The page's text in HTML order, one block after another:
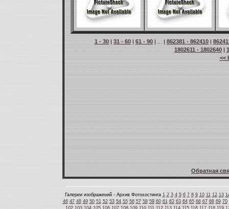
1 - 30 | 31 - 60 | 61 - 90 | ... | 862381 - 862410 |
1802611 - 1802640|
<<
Обратная
Галереи изображений - Архив Фотохостинга 1 2 3 4 5 6 7 8 9 10 11 12 13
46 47 48 49 50 51 52 53 54 55 56 57 58 59 60 61 62 63 64 65 66 67 68 69 70
102 103 104 105 106 107 108 109 110 111 112 113 114 115 116 117 118 119